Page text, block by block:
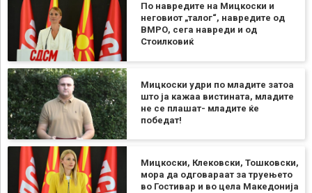
По навредите на Мицкоски и
неговиот „талог“, навредите од
ВМРО, сега навреди и од
Стоилковиќ
Мицкоски удри по младите затоа
што ја кажаа вистината, младите
не се плашат- младите ќе
победат!
Мицкоски, Клековски, Тошковски,
мора да одговараат за труењето
во Гостивар и во цела Македонија